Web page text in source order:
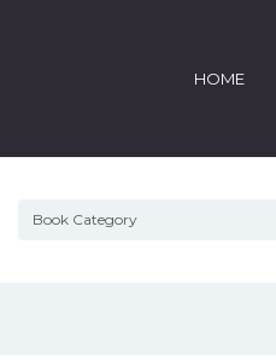
HOME